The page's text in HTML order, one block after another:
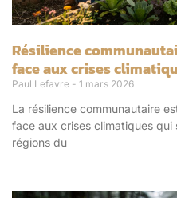
Résilience
face aux crises
Paul Lefavre 1 mars 2026
La résilience communautaire
face aux crises climatiques qui
régions du